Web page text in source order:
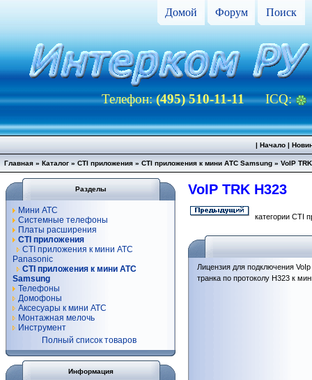
Домой Форум Поиск
Телефон:(495) 510-11-11ICQ:
| Начало|
Главная » Каталог » CTI приложения » CTI приложения к мини АТС Samsung » VoIP
Разделы
Мини АТС
Системные телефоны
Платы расширения
CTI приложения
CTI приложения к мини АТС
Panasonic
CTI приложения к мини АТС
Samsung
Телефоны
Домофоны
Аксесуары к мини АТС
Монтажная мелочь
Инструмент
Полный список товаров
Информация
VoIP TRK H323
категории CTI
Лицензия для подключения VoIp
транка по протоколу H323 к